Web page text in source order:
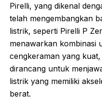
Pirelli, yang dikenal
telah mengembangkan
listrik, seperti Pirelli P
menawarkan kombinasi
cengkeraman yang
dirancang untuk
listrik yang memiliki
berat.